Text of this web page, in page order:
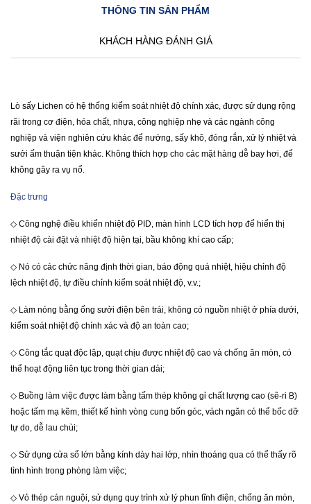
THÔNG TIN SẢN PHẨM
KHÁCH HÀNG ĐÁNH GIÁ
Lò sấy Lichen có hệ thống kiểm soát nhiệt độ chính xác, được sử dụng rộng
rãi trong cơ điện, hóa chất, nhựa, công nghiệp nhẹ và các ngành công
nghiệp và viện nghiên cứu khác để nướng, sấy khô, đóng rắn, xử lý nhiệt và
sưởi ấm thuận tiện khác. Không thích hợp cho các mặt hàng dễ bay hơi, để
không gây ra vụ nổ.
Đặc trưng
◇ Công nghệ điều khiển nhiệt độ PID, màn hình LCD tích hợp để hiển thị
nhiệt độ cài đặt và nhiệt độ hiện tại, bầu không khí cao cấp;
◇ Nó có các chức năng định thời gian, báo động quá nhiệt, hiệu chỉnh độ
lệch nhiệt độ, tự điều chỉnh kiểm soát nhiệt độ, v.v.;
◇ Làm nóng bằng ống sưởi điện bên trái, không có nguồn nhiệt ở phía dưới,
kiểm soát nhiệt độ chính xác và độ an toàn cao;
◇ Công tắc quạt độc lập, quạt chịu được nhiệt độ cao và chống ăn mòn, có
thể hoạt động liên tục trong thời gian dài;
◇ Buồng làm việc được làm bằng tấm thép không gỉ chất lượng cao (sê-ri B)
hoặc tấm mạ kẽm, thiết kế hình vòng cung bốn góc, vách ngăn có thể bốc dỡ
tự do, dễ lau chùi;
◇ Sử dụng cửa sổ lớn bằng kính dày hai lớp, nhìn thoáng qua có thể thấy rõ
tình hình trong phòng làm việc;
◇ Vỏ thép cán nguội, sử dụng quy trình xử lý phun tĩnh điện, chống ăn mòn,